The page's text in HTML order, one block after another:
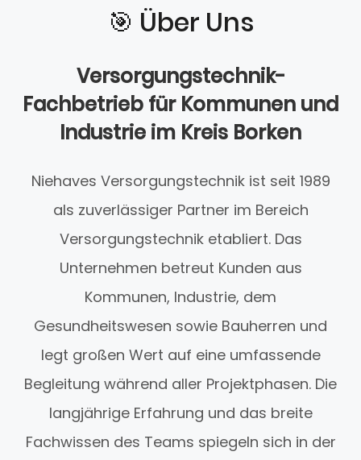
🎯️ Über Uns
Versorgungstechnik-
Fachbetrieb für Kommunen und
Industrie im Kreis Borken
Niehaves Versorgungstechnik ist seit 1989
als zuverlässiger Partner im Bereich
Versorgungstechnik etabliert. Das
Unternehmen betreut Kunden aus
Kommunen, Industrie, dem
Gesundheitswesen sowie Bauherren und
legt großen Wert auf eine umfassende
Begleitung während aller Projektphasen. Die
langjährige Erfahrung und das breite
Fachwissen des Teams spiegeln sich in der